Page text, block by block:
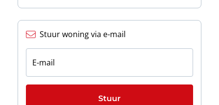
Stuur woning via e-mail
E-mail
Stuur